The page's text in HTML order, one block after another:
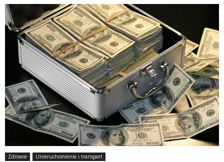
Zdrowie Unieruchomienie i transport